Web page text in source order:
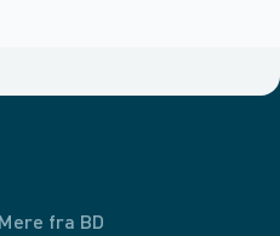
Mere fra BD